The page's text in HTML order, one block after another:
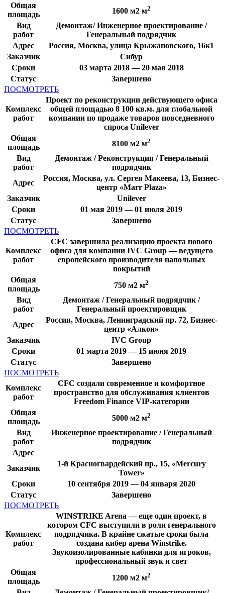
Общая
площадь
1600 м2 м2
Вид
работ
Демонтаж/ Инженерное проектирование /
Генеральный подрядчик
Адрес
Россия, Москва, улица Крыжановского, 16к1
Заказчик
Сибур
Сроки
03 марта 2018 — 20 мая 2018
Статус
Завершено
ПОСМОТРЕТЬ
Комплекс
работ
Проект по реконструкции действующего офиса
общей площадью 8 100 кв.м. для глобальной
компании по продаже товаров повседневного
спроса Unilever
Общая
площадь
8100 м2 м2
Вид
работ
Демонтаж / Реконструкция / Генеральный
подрядчик
Адрес
Россия, Москва, ул. Сергея Макеева, 13, Бизнес-
центр «Marr Plaza»
Заказчик
Unilever
Сроки
01 мая 2019 — 01 июля 2019
Статус
Завершено
ПОСМОТРЕТЬ
Комплекс
работ
CFC завершила реализацию проекта нового
офиса для компании IVC Group — ведущего
европейского производителя напольных
покрытий
Общая
площадь
750 м2 м2
Вид
работ
Демонтаж / Генеральный подрядчик /
Генеральный проектировщик
Адрес
Россия, Москва, Ленинградский пр. 72, Бизнес-
центр «Алкон»
Заказчик
IVC Group
Сроки
01 марта 2019 — 15 июня 2019
Статус
Завершено
ПОСМОТРЕТЬ
Комплекс
работ
CFC создали современное и комфортное
пространство для обслуживания клиентов
Freedom Finance VIP-категории
Общая
площадь
5000 м2 м2
Вид
работ
Инженерное проектирование / Генеральный
подрядчик
Адрес
Заказчик
1-й Красногвардейский пр., 15, «Mercury
Tower»
Сроки
10 сентября 2019 — 04 января 2020
Статус
Завершено
ПОСМОТРЕТЬ
Комплекс
работ
WINSTRIKE Arena — еще один проект, в
котором CFC выступили в роли генерального
подрядчика. В крайне сжатые сроки была
создана кибер арена Winstrike.
Звукоизолированные кабинки для игроков,
профессиональный звук и свет
Общая
площадь
1200 м2 м2